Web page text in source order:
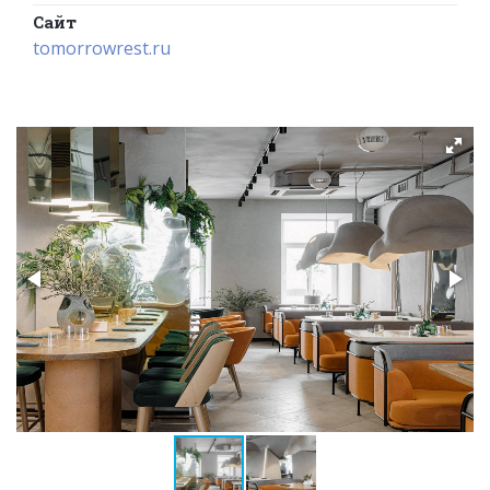
Сайт
tomorrowrest.ru